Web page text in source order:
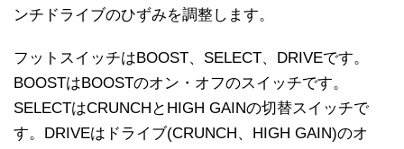
ンチドライブのひずみを調整します。
フットスイッチはBOOST、SELECT、DRIVEです。
BOOSTはBOOSTのオン・オフのスイッチです。
SELECTはCRUNCHとHIGH GAINの切替スイッチで
す。DRIVEはドライブ(CRUNCH、HIGH GAIN)のオ